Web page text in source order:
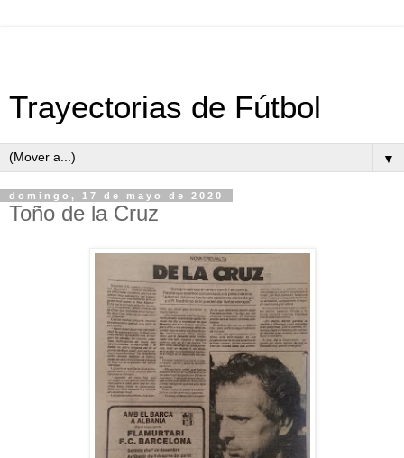
Trayectorias de Fútbol
▼
domingo, 17 de mayo de 2020
Toño de la Cruz